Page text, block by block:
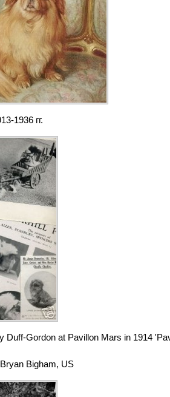
1936 гг.
Duff-Gordon at Pavillon Mars in 1914
Bigham, US